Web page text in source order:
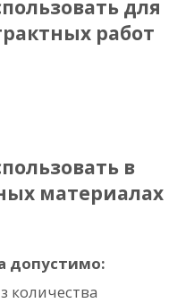
для
работ
в
материалах
допустимо:
количества